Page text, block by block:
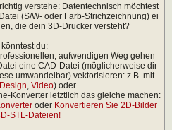
verstehe: Datentechnisch möchtest
(S/W- oder Farb-Strichzeichnung) ei
die dein 3D-Drucker versteht?
du:
aufwendigen Weg gehen
eine CAD-Datei (möglicherweise dir
umwandelbar) vektorisieren: z.B. mit
Video) oder
Konverter letztlich das gleiche machen:
oder Konvertieren Sie 2D-Bilder
STL-Dateien!